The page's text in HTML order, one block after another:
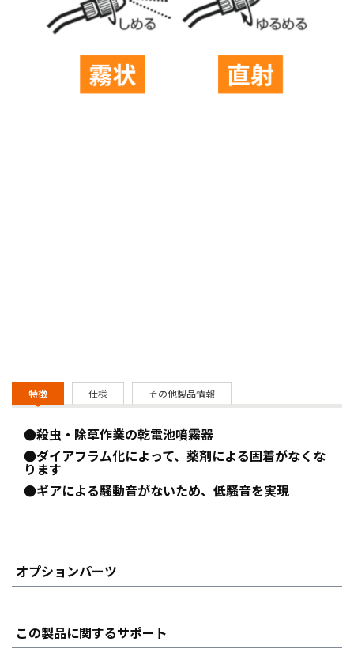
特徴 仕様 その他製品情報
●殺虫・除草作業の乾電池噴霧器
●ダイアフラム化によって、薬剤による固着がなくな
ります
●ギアによる騒動音がないため、低騒音を実現
オプションパーツ
この製品に関するサポート